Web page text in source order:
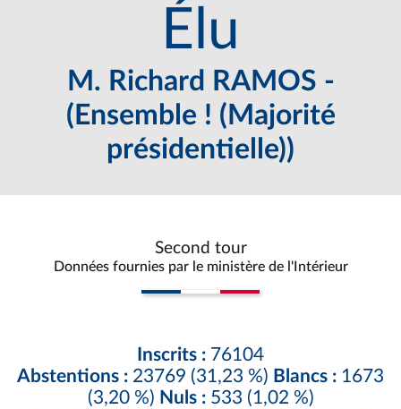
Élu
M. Richard RAMOS -
(Ensemble ! (Majorité
présidentielle))
Second tour
Données fournies par le ministère de l'Intérieur
Inscrits : 76104
Abstentions : 23769 (31,23 %) Blancs : 1673
(3,20 %) Nuls :533 (1,02 %)